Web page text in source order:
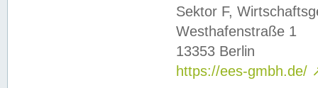
Sektor F,
Westhafenstraße 1
13353 Berlin
https://ees-gmbh.de/